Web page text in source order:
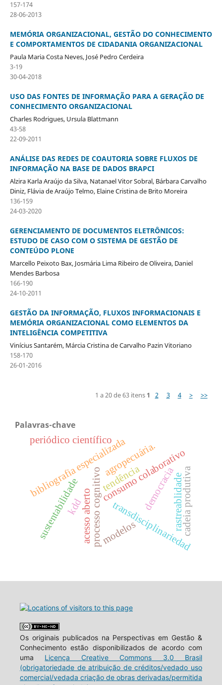
157-174
28-06-2013
MEMÓRIA ORGANIZACIONAL, GESTÃO DO CONHECIMENTO
E COMPORTAMENTOS DE CIDADANIA ORGANIZACIONAL
Paula Maria Costa Neves, José Pedro Cerdeira
3-19
30-04-2018
USO DAS FONTES DE INFORMAÇÃO PARA A GERAÇÃO DE
CONHECIMENTO ORGANIZACIONAL
Charles Rodrigues, Ursula Blattmann
43-58
22-09-2011
ANÁLISE DAS REDES DE COAUTORIA SOBRE FLUXOS DE
INFORMAÇÃO NA BASE DE DADOS BRAPCI
Alzira Karla Araújo da Silva, Natanael Vitor Sobral, Bárbara Carvalho
Diniz, Flávia de Araújo Telmo, Elaine Cristina de Brito Moreira
136-159
24-03-2020
GERENCIAMENTO DE DOCUMENTOS ELETRÔNICOS:
ESTUDO DE CASO COM O SISTEMA DE GESTÃO DE
CONTEÚDO PLONE
Marcello Peixoto Bax, Josmária Lima Ribeiro de Oliveira, Daniel
Mendes Barbosa
166-190
24-10-2011
GESTÃO DA INFORMAÇÃO, FLUXOS INFORMACIONAIS E
MEMÓRIA ORGANIZACIONAL COMO ELEMENTOS DA
INTELIGÊNCIA COMPETITIVA
Vinícius Santarém, Márcia Cristina de Carvalho Pazin Vitoriano
158-170
26-01-2016
1 a 20 de 63 itens 1 2 3 4 > >>
Palavras-chave
processo cognitivoconsumo colaborativo
bibliografia especializada
transdisciplinariedad
kdd
sustentabilidade cadeia produtiva
tendênciademocracia
periódico científico
acesso aberto modelos
rastreablidade
agropecuária.
Os originais publicados na Perspectivas em Gestão &
Conhecimento estão disponibilizados de acordo com
uma Licença Creative Commons 3.0 Brasil
(obrigatoriedade de atribuição de créditos/vedado uso
comercial/vedada criação de obras derivadas/permitida